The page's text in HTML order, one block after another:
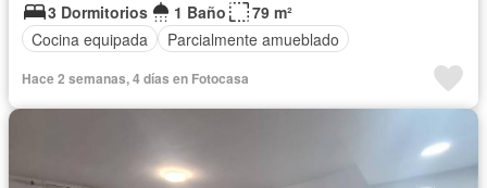
3 Dormitorios
1 Baño
79 m²
Cocina equipada
Parcialmente amueblado
Hace 2 semanas, 4 días en Fotocasa